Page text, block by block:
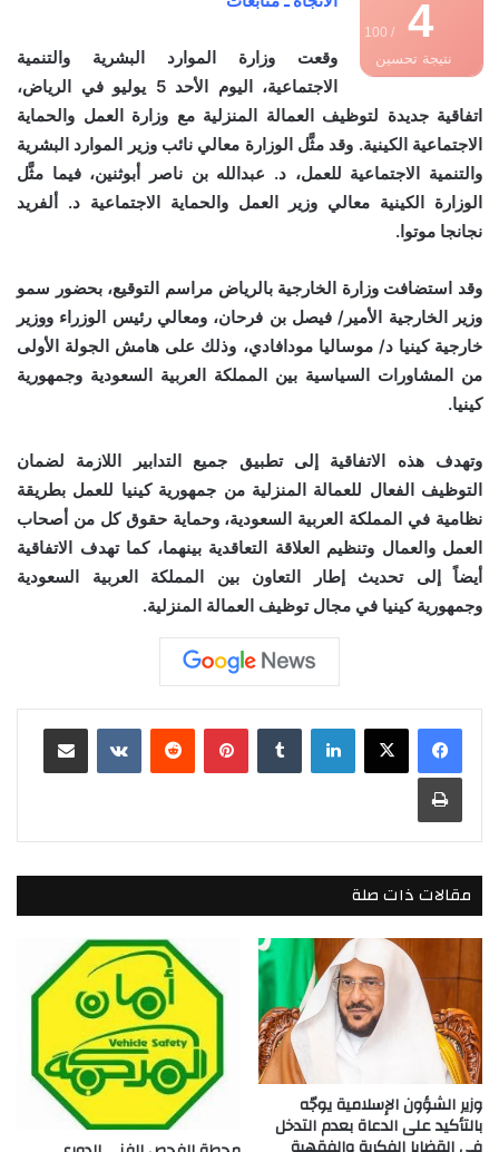
4
/ 100
نتيجة تحسين
وقعت وزارة الموارد البشرية والتنمية
الاجتماعية، اليوم الأحد 5 يوليو في الرياض،
اتفاقية جديدة لتوظيف العمالة المنزلية مع وزارة العمل والحماية
الاجتماعية الكينية. وقد مثَّل الوزارة معالي نائب وزير الموارد البشرية
والتنمية الاجتماعية للعمل، د. عبدالله بن ناصر أبوثنين، فيما مثَّل
الوزارة الكينية معالي وزير العمل والحماية الاجتماعية د. ألفريد
نجانجا موتوا.
وقد استضافت وزارة الخارجية بالرياض مراسم التوقيع، بحضور سمو
وزير الخارجية الأمير/ فيصل بن فرحان، ومعالي رئيس الوزراء ووزير
خارجية كينيا د/ موساليا مودافادي، وذلك على هامش الجولة الأولى
من المشاورات السياسية بين المملكة العربية السعودية وجمهورية
كينيا.
وتهدف هذه الاتفاقية إلى تطبيق جميع التدابير اللازمة لضمان
التوظيف الفعال للعمالة المنزلية من جمهورية كينيا للعمل بطريقة
نظامية في المملكة العربية السعودية، وحماية حقوق كل من أصحاب
العمل والعمال وتنظيم العلاقة التعاقدية بينهما، كما تهدف الاتفاقية
أيضاً إلى تحديث إطار التعاون بين المملكة العربية السعودية
وجمهورية كينيا في مجال توظيف العمالة المنزلية.
لينكدإن بينتيريست مشاركة عبر البريد
طباعة
مقالات ذات صلة
وزير الشؤون الإسلامية يوجّه
بالتأكيد على الدعاة بعدم التدخل